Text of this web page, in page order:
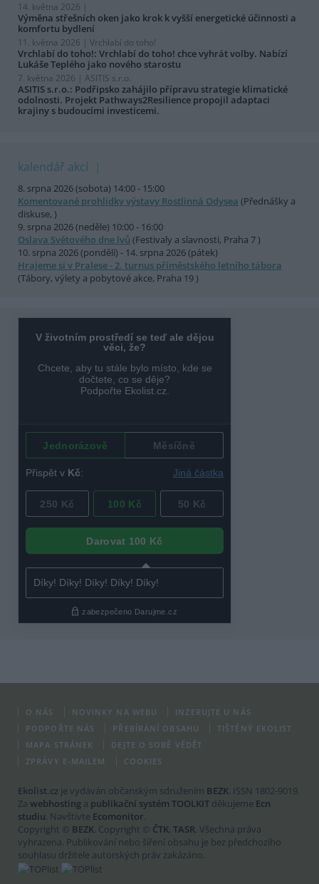
14. května 2026 |
Výměna střešních oken jako krok k vyšší energetické účinnosti a
komfortu bydlení
11. května 2026 | Vrchlabí do toho!
Vrchlabí do toho!: Vrchlabí do toho! chce vyhrát volby. Nabízí
Lukáše Teplého jako nového starostu
7. května 2026 | ASITIS s.r.o.
ASITIS s.r.o.: Podřipsko zahájilo přípravu strategie klimatické
odolnosti. Projekt Pathways2Resilience propojil adaptaci
krajiny s budoucími investicemi.
kalendář akcí
8. srpna 2026 (sobota) 14:00 - 15:00
Komentované prohlídky výstavy Rostlinná Odysea (Přednášky a
diskuse, )
9. srpna 2026 (neděle) 10:00 - 16:00
Oslava Světového dne lvů (Festivaly a slavnosti, Praha 7 )
10. srpna 2026 (pondělí) - 14. srpna 2026 (pátek)
Hrajeme si v Pralese - 2. turnus příměstského letního tábora
(Tábory, výlety a pobytové akce, Praha 19 )
O NÁS NOVINKY NA WEBU
INZERUJTE U NÁS
PODPOŘTE NÁS
PŘEBÍRÁNÍ OBSAHU
TIŠTĚNÝ EKOLIST
MAPA STRÁNEK
DEJTE O SOBĚ VĚDĚT
ZPRÁVY E-MAILEM
COOKIES
Ekolist.cz je vydáván občanským sdružením BEZK. ISSN 1802-9019.
Za webhosting a publikační systém TOOLKIT děkujeme Ecn
studiu. Navštivte Ecomonitor.
Copyright © BEZK. Copyright © ČTK, TASR. Všechna práva
vyhrazena. Publikování nebo šíření obsahu je bez předchozího
souhlasu držitele autorských práv zakázáno.